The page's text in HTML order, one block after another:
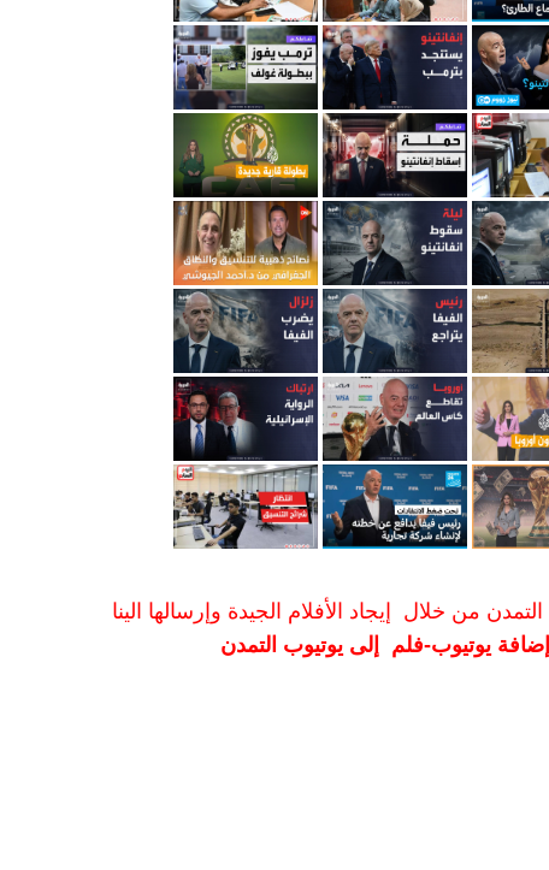
من خلال إيجاد الأفلام الجيدة وإرسالها الينا
إضافة يوتيوب-فلم إلى يوتيوب التمدن